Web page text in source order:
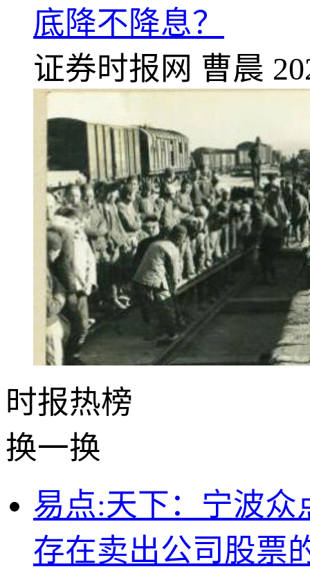
底降不降息？
证券时报网 曹晨
时报热榜
换一换
易点:天下：宁波众
存在卖出公司股票